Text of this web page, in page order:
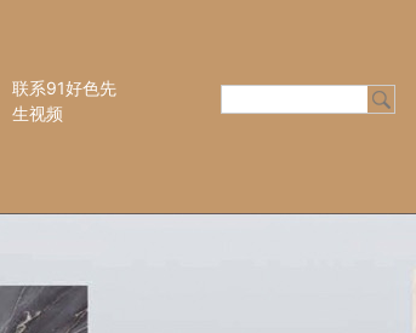
联系91好色先
生视频